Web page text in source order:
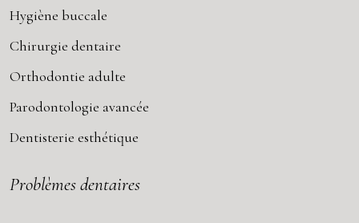
Hygiène buccale
Chirurgie dentaire
Orthodontie adulte
Parodontologie avancée
Dentisterie esthétique
Problèmes dentaires